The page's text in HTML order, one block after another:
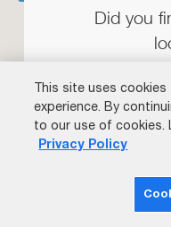
Suscríbase a
Did you
This site uses
experience. By
to our use of cookies.
Privacy Policy